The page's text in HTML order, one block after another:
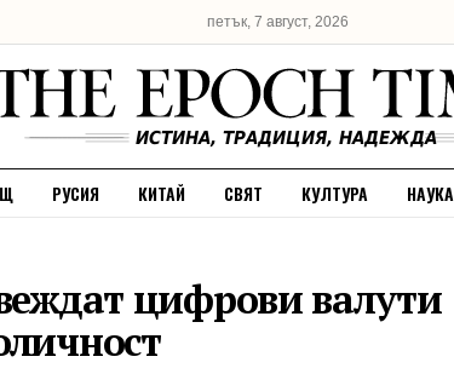
петък, 7 август, 2026
РУСИЯ КИТАЙ СВЯТ КУЛТУРА НАУКА
цифрови валути